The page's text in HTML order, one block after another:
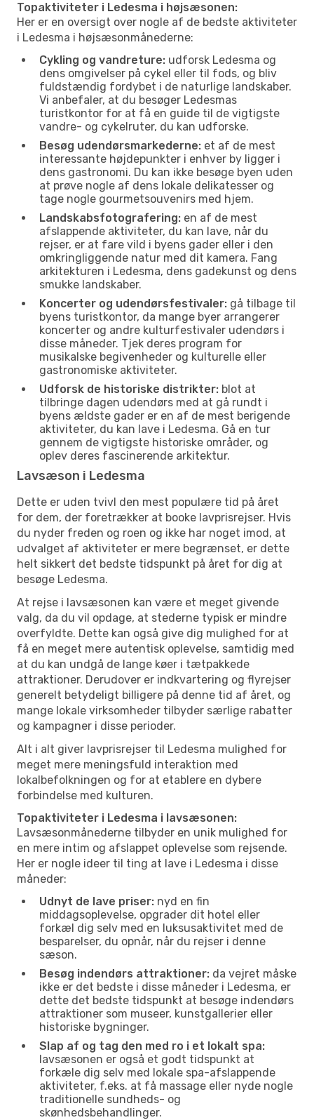
Topaktiviteter i Ledesma i højsæsonen:
Her er en oversigt over nogle af de bedste aktiviteter
i Ledesma i højsæsonmånederne:
Cykling og vandreture: udforsk Ledesma og
dens omgivelser på cykel eller til fods, og bliv
fuldstændig fordybet i de naturlige landskaber.
Vi anbefaler, at du besøger Ledesmas
turistkontor for at få en guide til de vigtigste
vandre- og cykelruter, du kan udforske.
Besøg udendørsmarkederne: et af de mest
interessante højdepunkter i enhver by ligger i
dens gastronomi. Du kan ikke besøge byen uden
at prøve nogle af dens lokale delikatesser og
tage nogle gourmetsouvenirs med hjem.
Landskabsfotografering: en af de mest
afslappende aktiviteter, du kan lave, når du
rejser, er at fare vild i byens gader eller i den
omkringliggende natur med dit kamera. Fang
arkitekturen i Ledesma, dens gadekunst og dens
smukke landskaber.
Koncerter og udendørsfestivaler: gå tilbage til
byens turistkontor, da mange byer arrangerer
koncerter og andre kulturfestivaler udendørs i
disse måneder. Tjek deres program for
musikalske begivenheder og kulturelle eller
gastronomiske aktiviteter.
Udforsk de historiske distrikter: blot at
tilbringe dagen udendørs med at gå rundt i
byens ældste gader er en af de mest berigende
aktiviteter, du kan lave i Ledesma. Gå en tur
gennem de vigtigste historiske områder, og
oplev deres fascinerende arkitektur.
Lavsæson i Ledesma
Dette er uden tvivl den mest populære tid på året
for dem, der foretrækker at booke lavprisrejser. Hvis
du nyder freden og roen og ikke har noget imod, at
udvalget af aktiviteter er mere begrænset, er dette
helt sikkert det bedste tidspunkt på året for dig at
besøge Ledesma.
At rejse i lavsæsonen kan være et meget givende
valg, da du vil opdage, at stederne typisk er mindre
overfyldte. Dette kan også give dig mulighed for at
få en meget mere autentisk oplevelse, samtidig med
at du kan undgå de lange køer i tætpakkede
attraktioner. Derudover er indkvartering og flyrejser
generelt betydeligt billigere på denne tid af året, og
mange lokale virksomheder tilbyder særlige rabatter
og kampagner i disse perioder.
Alt i alt giver lavprisrejser til Ledesma mulighed for
meget mere meningsfuld interaktion med
lokalbefolkningen og for at etablere en dybere
forbindelse med kulturen.
Topaktiviteter i Ledesma i lavsæsonen:
Lavsæsonmånederne tilbyder en unik mulighed for
en mere intim og afslappet oplevelse som rejsende.
Her er nogle ideer til ting at lave i Ledesma i disse
måneder:
Udnyt de lave priser: nyd en fin
middagsoplevelse, opgrader dit hotel eller
forkæl dig selv med en luksusaktivitet med de
besparelser, du opnår, når du rejser i denne
sæson.
Besøg indendørs attraktioner: da vejret måske
ikke er det bedste i disse måneder i Ledesma, er
dette det bedste tidspunkt at besøge indendørs
attraktioner som museer, kunstgallerier eller
historiske bygninger.
Slap af og tag den med ro i et lokalt spa:
lavsæsonen er også et godt tidspunkt at
forkæle dig selv med lokale spa-afslappende
aktiviteter, f.eks. at få massage eller nyde nogle
traditionelle sundheds- og
skønhedsbehandlinger.